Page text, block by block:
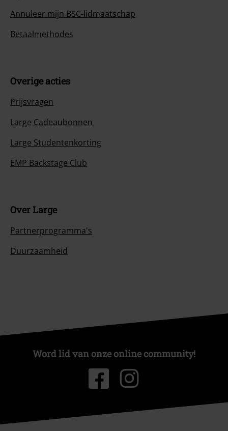
Annuleer mijn BSC-lidmaatschap
Betaalmethodes
Overige acties
Prijsvragen
Large Cadeaubonnen
Large Studentenkorting
EMP Backstage Club
Over Large
Partnerprogramma's
Duurzaamheid
Word lid van onze online community!